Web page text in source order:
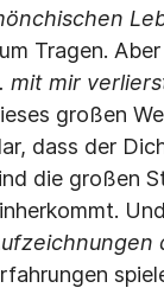
Tragen.
mit mir
großen
dass der
die großen